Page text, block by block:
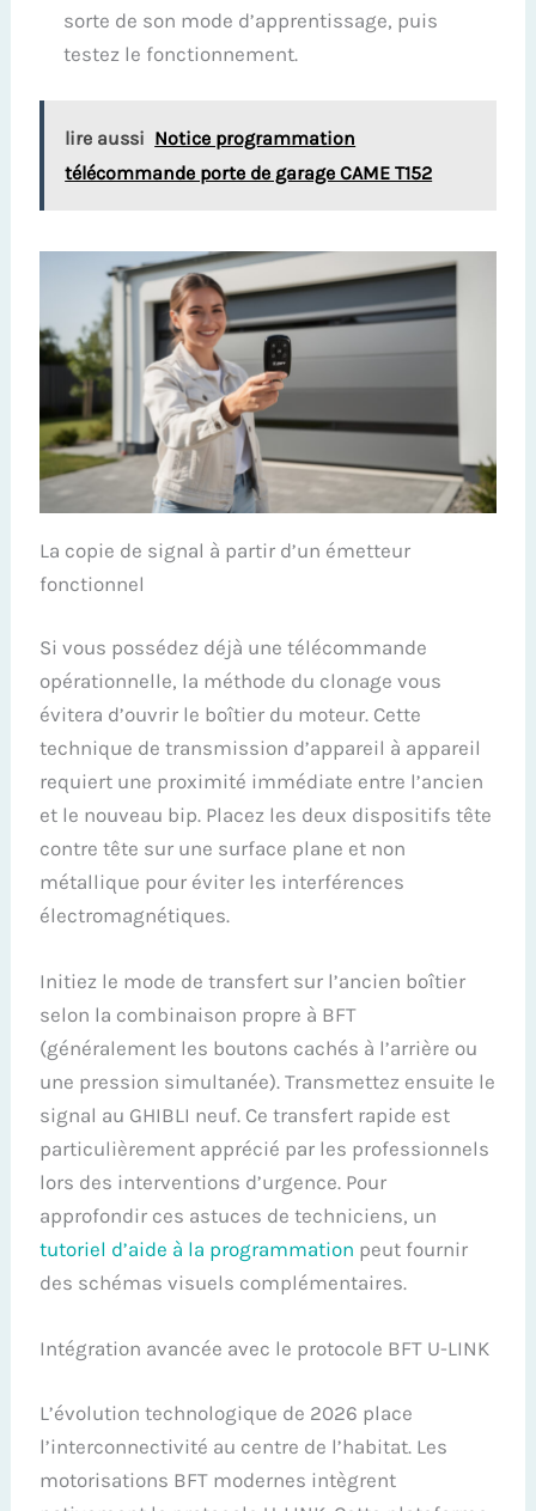
sorte de son mode d’apprentissage, puis
testez le fonctionnement.
lire aussi Notice programmation
télécommande porte de garage CAME T152
La copie de signal à partir d’un émetteur
fonctionnel
Si vous possédez déjà une télécommande
opérationnelle, la méthode du clonage vous
évitera d’ouvrir le boîtier du moteur. Cette
technique de transmission d’appareil à appareil
requiert une proximité immédiate entre l’ancien
et le nouveau bip. Placez les deux dispositifs tête
contre tête sur une surface plane et non
métallique pour éviter les interférences
électromagnétiques.
Initiez le mode de transfert sur l’ancien boîtier
selon la combinaison propre à BFT
(généralement les boutons cachés à l’arrière ou
une pression simultanée). Transmettez ensuite le
signal au GHIBLI neuf. Ce transfert rapide est
particulièrement apprécié par les professionnels
lors des interventions d’urgence. Pour
approfondir ces astuces de techniciens, un
tutoriel d’aide à la programmation peut fournir
des schémas visuels complémentaires.
Intégration avancée avec le protocole BFT U-LINK
L’évolution technologique de 2026 place
l’interconnectivité au centre de l’habitat. Les
motorisations BFT modernes intègrent